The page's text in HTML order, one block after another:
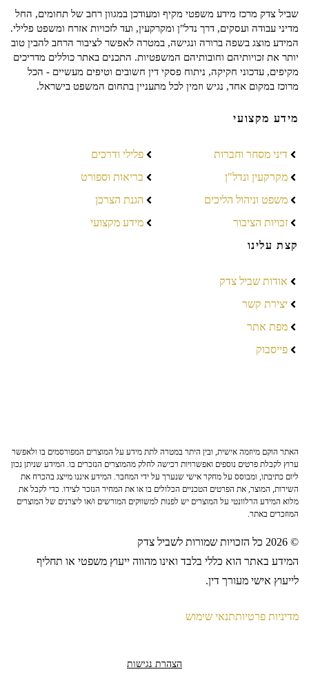
שביל צדק מרכז מידע משפטי מקיף ומעודכן במגוון רחב של תחומים, החל
מדיני עבודה ועסקים, דרך נדל"ן ומקרקעין, ועד לזכויות אזרח ומשפט פלילי.
המידע מוצג בשפה ברורה ונגישה, במטרה לאפשר לציבור הרחב להבין טוב
יותר את זכויותיהם וחובותיהם המשפטיות. התכנים באתר כוללים מדריכים
מקיפים, עדכוני חקיקה, ניתוח פסקי דין חשובים וטיפים מעשיים - הכל
מרוכז במקום אחד, נגיש וזמין לכל מתעניין בתחום המשפט בישראל.
מידע מקצועי
דיני מסחר וחברות
מקרקעין ונדל"ן
משפט וניהול הליכים
זכויות הציבור
פלילי ודרכים
בריאות וספורט
הגנת הצרכן
מידע מקצועי
קצת עלינו
אודות שביל צדק
יצירת קשר
מפת אתר
פייסבוק
האתר הוקם מיוזמה אישית, ובין היתר במטרה לתת מידע על המוצרים המפורסמים בו ולאפשר
ערוץ לקבלת פרטים נוספים ואפשרויות רכישה לחלק מהמוצרים הנזכרים בו. המידע שניתן נכון
ליום כתיבתו, ומבוסס על מחקר אישי שנערך על ידי המחבר. המידע איננו מייצג בהכרח את
השירות, המוצר, את הפרטים הטכניים הכלולים בו או את המחיר הנזכר לצידו. כדי לקבל את
מלוא המידע הרלוונטי על המוצרים יש לפנות למשווקים המורשים ו/או ליצרנים של המוצרים
המוזכרים באתר.
© 2026 כל הזכויות שמורות לשביל צדק
המידע באתר הוא כללי בלבד ואינו מהווה ייעוץ משפטי או תחליף
לייעוץ אישי מעורך דין.
מדיניות פרטיותתנאי שימוש
הצהרת נגישות